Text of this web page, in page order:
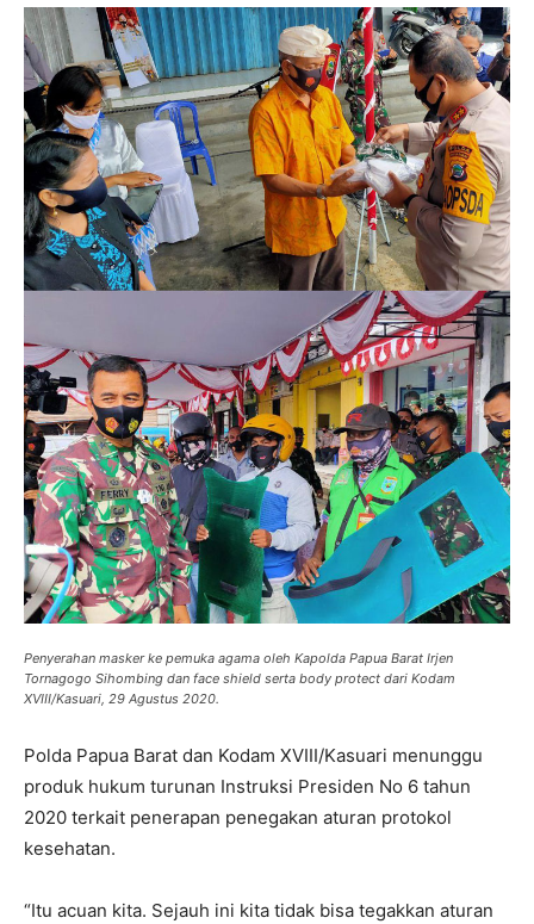
Penyerahan masker ke pemuka agama oleh Kapolda Papua Barat Irjen
Tornagogo Sihombing dan face shield serta body protect dari Kodam
XVIII/Kasuari, 29 Agustus 2020.
Polda Papua Barat dan Kodam XVIII/Kasuari menunggu
produk hukum turunan Instruksi Presiden No 6 tahun
2020 terkait penerapan penegakan aturan protokol
kesehatan.
“Itu acuan kita. Sejauh ini kita tidak bisa tegakkan aturan